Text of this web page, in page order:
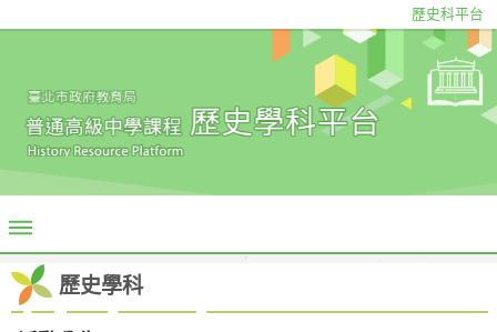
歷史科平台
歷史學科